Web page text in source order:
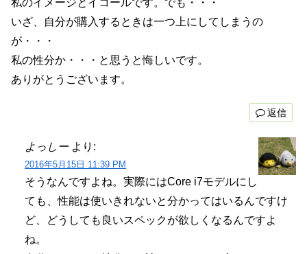
私のイメージとイコールです。でも・・・
いざ、自分が購入するときは一つ上にしてしまうの
が・・・
私の性分か・・・と思うと悔しいです。
ありがとうございます。
返信
よっしー より:
2016年5月15日 11:39 PM
そうなんですよね。実際にはCore i7モデルにし
ても、性能は使いきれないと分かってはいるんですけ
ど、どうしても良いスペックが欲しくなるんですよ
ね。